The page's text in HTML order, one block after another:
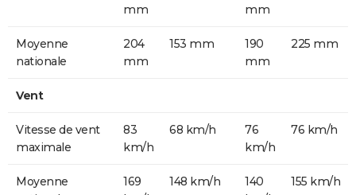
mm
mm
Moyenne
nationale
204
mm
153 mm
190
mm
225 mm
Vent
Vitesse de vent
maximale
83
km/h
68 km/h
76
km/h
76 km/h
Moyenne
169
148 km/h
140
155 km/h